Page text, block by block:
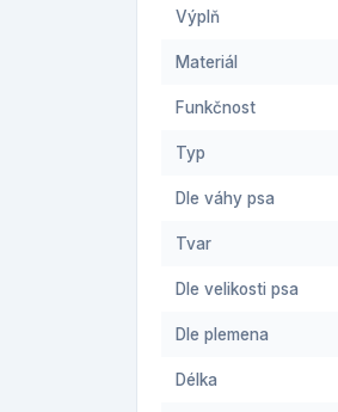
Výplň
Materiál
Funkčnost
Typ
Dle váhy psa
Tvar
Dle velikosti psa
Dle plemena
Délka